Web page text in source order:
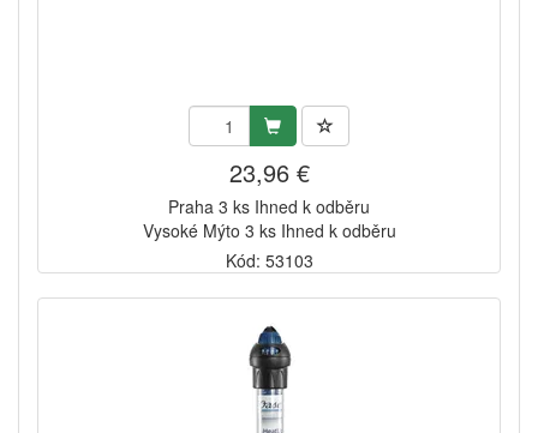
23,96 €
Praha 3 ks Ihned k odběru
Vysoké Mýto 3 ks Ihned k odběru
Kód: 53103